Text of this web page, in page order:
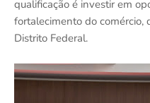
qualificação é investir em
fortalecimento do comércio,
Distrito Federal.